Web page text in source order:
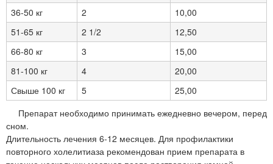
36-50 кг
2
10,00
51-65 кг
2 1/2
12,50
66-80 кг
3
15,00
81-100 кг
4
20,00
Свыше 100 кг
5
25,00
Препарат необходимо принимать ежедневно вечером, перед
сном.
Длительность лечения 6-12 месяцев. Для профилактики
повторного холелитиаза рекомендован прием препарата в